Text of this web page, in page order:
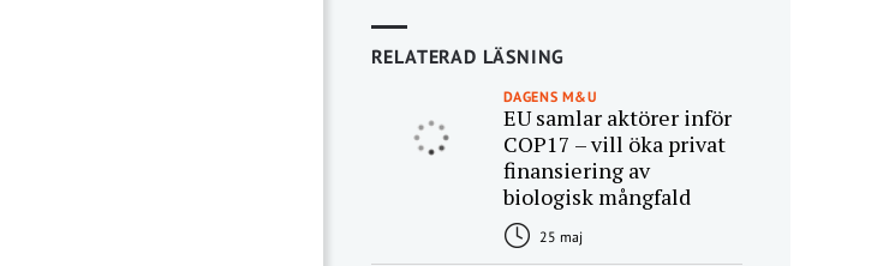
RELATERAD LÄSNING
DAGENS M&U
EU samlar aktörer inför
COP17 – vill öka privat
finansiering av
biologisk mångfald
25 maj